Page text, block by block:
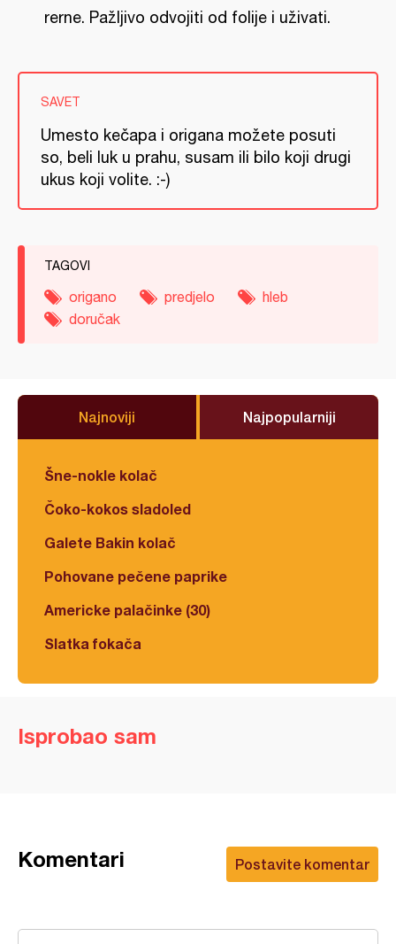
rerne. Pažljivo odvojiti od folije i uživati.
SAVET
Umesto kečapa i origana možete posuti
so, beli luk u prahu, susam ili bilo koji drugi
ukus koji volite. :-)
TAGOVI
origano predjelo
hleb
doručak
Najnoviji Najpopularniji
Šne-nokle kolač
Čoko-kokos sladoled
Galete Bakin kolač
Pohovane pečene paprike
Americke palačinke (30)
Slatka fokača
Isprobao sam
Postavite komentar
Komentari